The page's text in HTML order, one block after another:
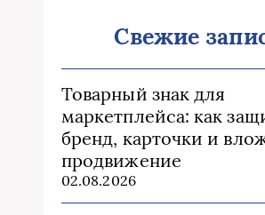
Свежие
Товарный знак для
маркетплейса: как
бренд, карточки и
продвижение
02.08.2026